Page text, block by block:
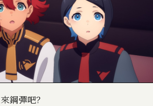
來鋼彈吧？